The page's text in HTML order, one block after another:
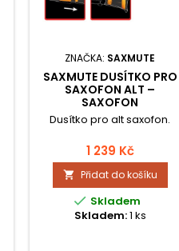
ZNAČKA: SAXMUTE
SAXMUTE DUSÍTKO PRO
SAXOFON ALT –
SAXOFON
Dusítko pro alt saxofon.
1 239 Kč
 Přidat do košíku
 Skladem
Skladem:1 ks